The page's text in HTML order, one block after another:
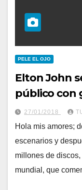
PELE EL OJO
Elton John
público con
27/01/2018
Hola mis amores;
escenarios y
millones de
mundial, que